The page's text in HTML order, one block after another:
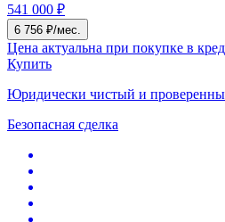
541 000 ₽
6 756 ₽/мес.
Цена актуальна при покупке в
Купить
Юридически чистый и
Безопасная сделка